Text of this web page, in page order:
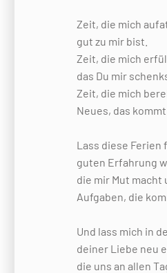
Zeit, die mich
gut zu mir bist.
Zeit, die mich
das Du mir
Zeit, die mich
Neues, das kommt.
Lass diese Ferien
guten Erfahrung
die mir Mut
Aufgaben, die
Und lass mich in
deiner Liebe neu
die uns an allen